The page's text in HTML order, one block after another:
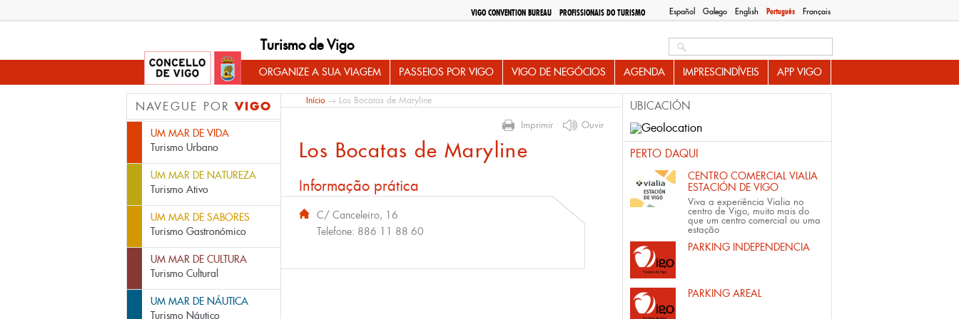
Español Galego English Português Français
VIGO CONVENTION BUREAU PROFISSIONAIS DO TURISMO
Turismo de Vigo
ORGANIZE A SUA VIAGEM PASSEIOS POR VIGO VIGO DE NEGÓCIOS AGENDA IMPRESCINDÍVEIS APP VIGO
NAVEGUE POR VIGO
UM MAR DE VIDA
Turismo Urbano
UM MAR DE NATUREZA
Turismo Ativo
UM MAR DE SABORES
Turismo Gastronómico
UM MAR DE CULTURA
Turismo Cultural
UM MAR DE NÁUTICA
Turismo Náutico
Início→ Los Bocatas de Maryline
Imprimir Ouvir
Los Bocatas de Maryline
Informação prática
C/ Canceleiro, 16
Telefone: 886 11 88 60
UBICACIÓN
PERTO DAQUI
CENTRO COMERCIAL VIALIA
ESTACIÓN DE VIGO
Viva a experiência Vialia no
centro de Vigo, muito mais do
que um centro comercial ou uma
estação
PARKING INDEPENDENCIA
PARKING AREAL